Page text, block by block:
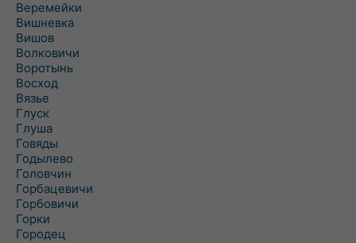
Веремейки
Вишневка
Вишов
Волковичи
Воротынь
Восход
Вязье
Глуск
Глуша
Говяды
Годылево
Головчин
Горбацевичи
Горбовичи
Горки
Городец